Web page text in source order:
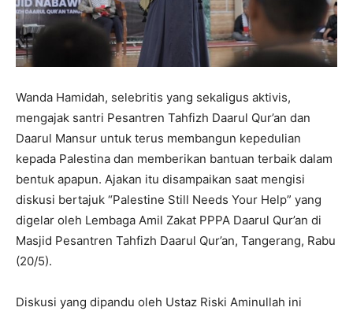
Wanda Hamidah, selebritis yang sekaligus aktivis,
mengajak santri Pesantren Tahfizh Daarul Qur’an dan
Daarul Mansur untuk terus membangun kepedulian
kepada Palestina dan memberikan bantuan terbaik dalam
bentuk apapun. Ajakan itu disampaikan saat mengisi
diskusi bertajuk “Palestine Still Needs Your Help” yang
digelar oleh Lembaga Amil Zakat PPPA Daarul Qur’an di
Masjid Pesantren Tahfizh Daarul Qur’an, Tangerang, Rabu
(20/5).
Diskusi yang dipandu oleh Ustaz Riski Aminullah ini